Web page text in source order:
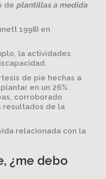
de plantillas a medida
1998) en
la actividades
de pie hechas a
en un 26%.
corroborado
resultados de la
relacionada con la
¿me debo